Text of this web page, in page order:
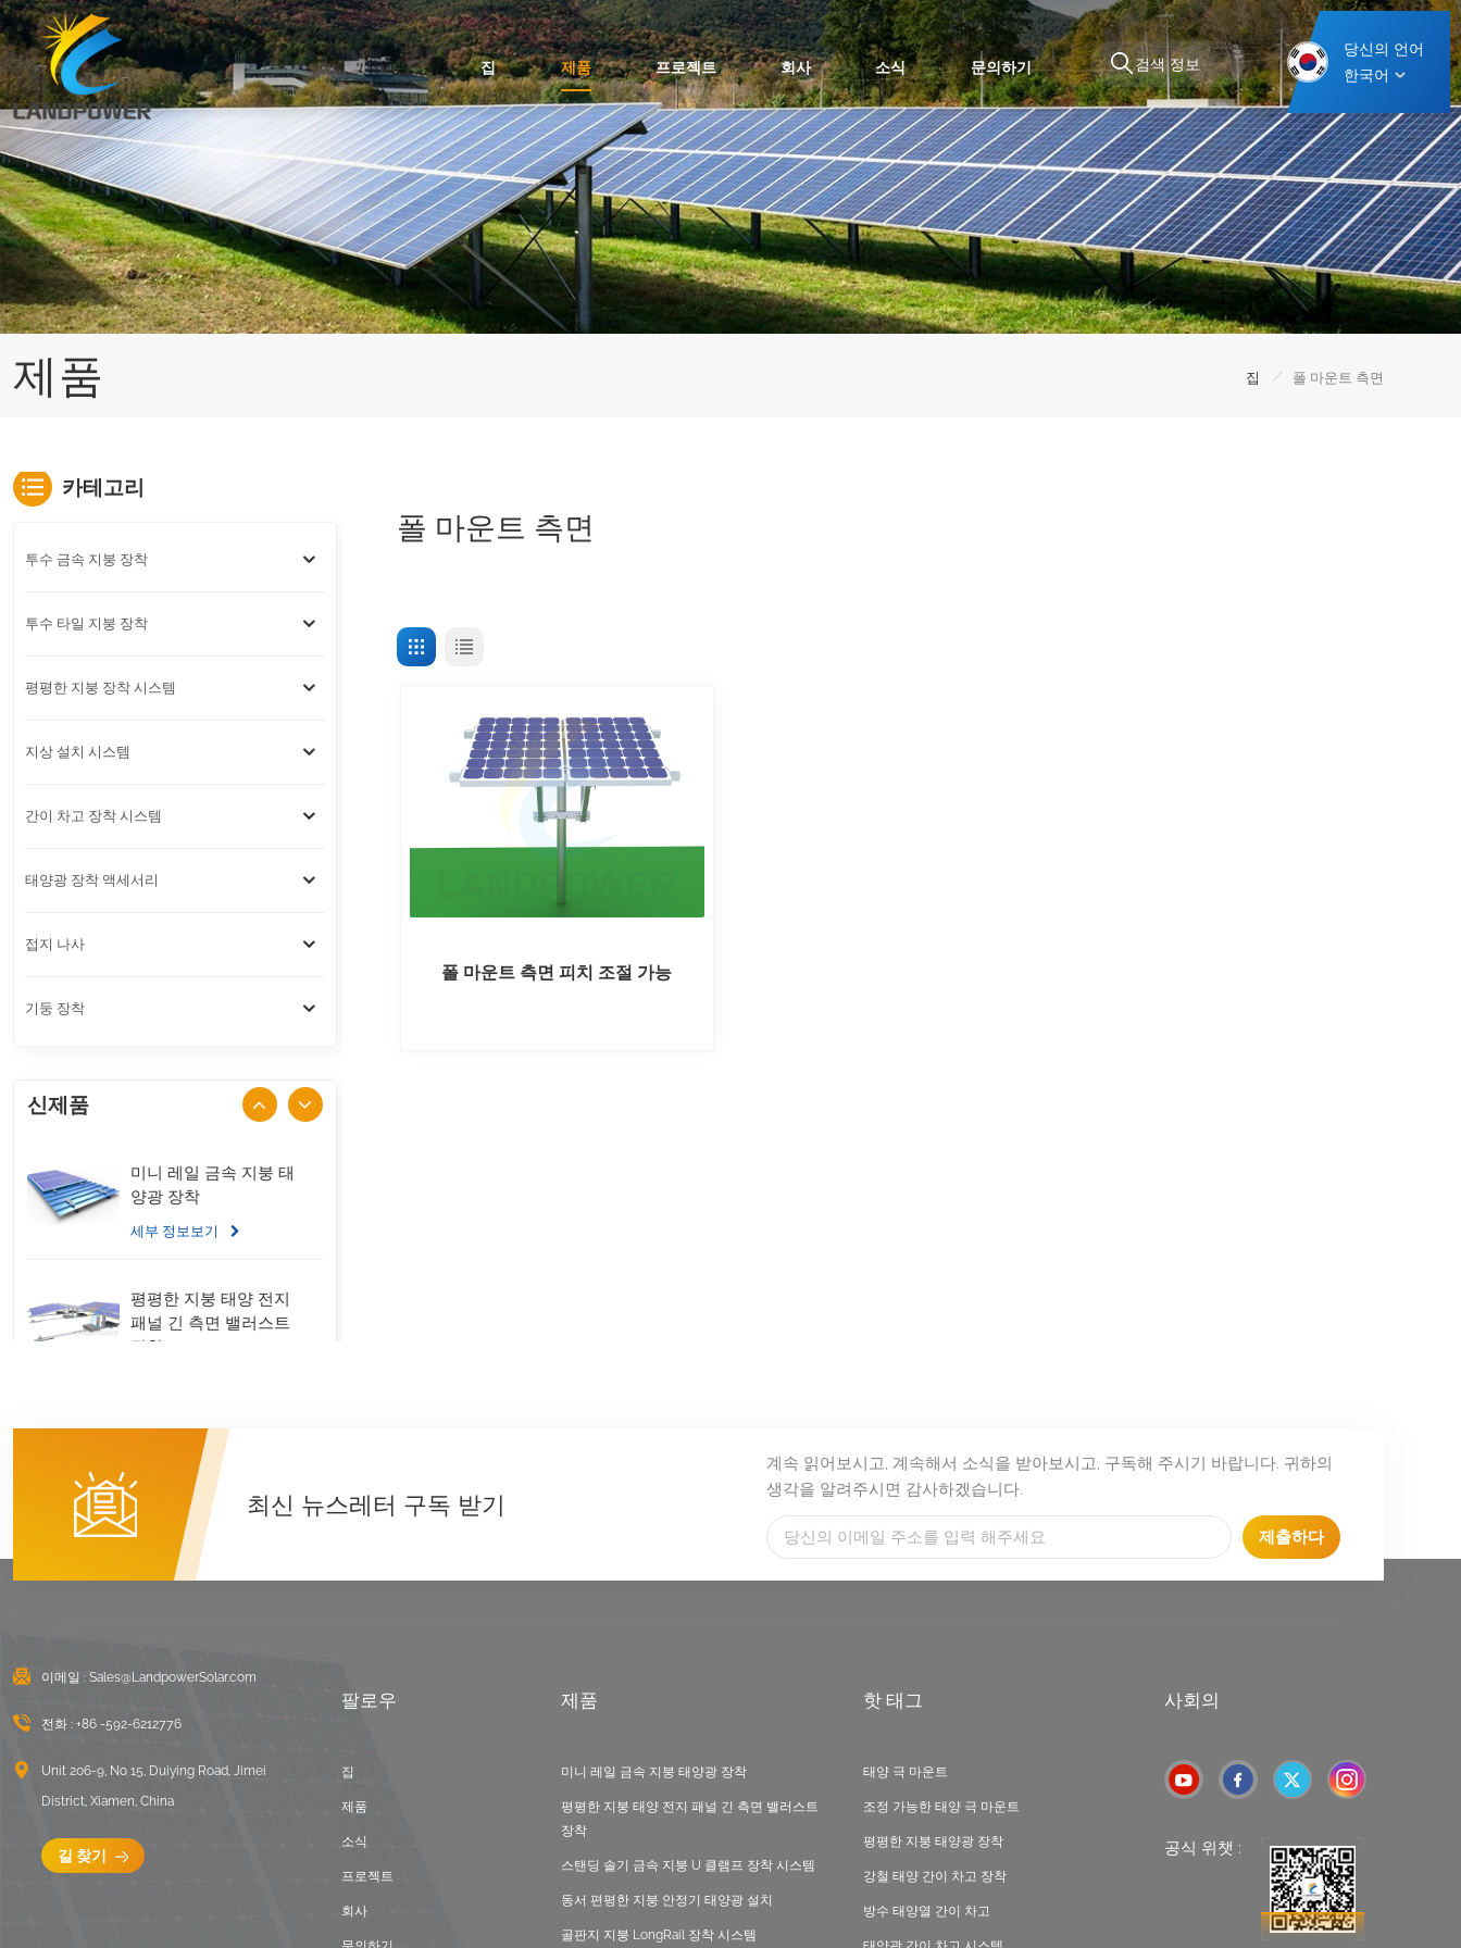
당신의 언어
한국어
집 제품 프로젝트 회사 소식 문의하기
제품 집 / 폴 마운트 측면
폴 마운트 측면
폴 마운트 측면 피치 조절 가능
카테고리
투수 금속 지붕 장착
투수 타일 지붕 장착
평평한 지붕 장착 시스템
지상 설치 시스템
간이 차고 장착 시스템
태양광 장착 액세서리
접지 나사
기둥 장착
신제품
미니 레일 금속 지붕 태
양광 장착
세부 정보보기
평평한 지붕 태양 전지
패널 긴 측면 밸러스트
장착
스탠딩 솔기 금속 지붕
U 클램프 장착 시스템
세부 정보보기
동서 편평한 지붕 안정
장착 시스템
착 풍경
최신 뉴스레터 구독 받기
계속 읽어보시고, 계속해서 소식을 받아보시고, 구독해 주시기 바랍니다. 귀하의
생각을 알려주시면 감사하겠습니다.
제출하다
이메일 : Sales@LandpowerSolar.com
전화 : +86 -592-6212776
Unit 206-9, No 15, Duiying Road, Jimei
District, Xiamen, China
길 찾기
팔로우
집
제품
소식
프로젝트
회사
제품
미니 레일 금속 지붕 태양광 장착
평평한 지붕 태양 전지 패널 긴 측면 밸러스트
장착
스탠딩 솔기 금속 지붕 U 클램프 장착 시스템
동서 편평한 지붕 안정기 태양광 설치
골판지 지붕 LongRail 장착 시스템
핫 태그
태양 극 마운트
조정 가능한 태양 극 마운트
평평한 지붕 태양광 장착
강철 태양 간이 차고 장착
방수 태양열 간이 차고
사회의
공식 위챗 :